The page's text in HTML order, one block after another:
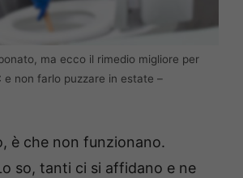
ma ecco il rimedio migliore per
e non farlo puzzare in estate –
è che non funzionano.
so, tanti ci si affidano e ne